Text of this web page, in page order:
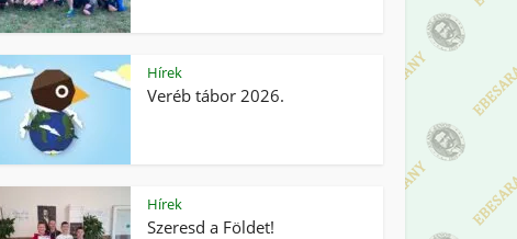
Hírek
Veréb tábor 2026.
Hírek
Szeresd a Földet!